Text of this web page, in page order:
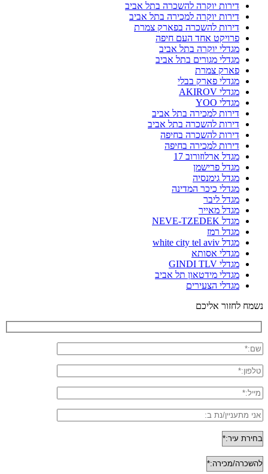
דירות יוקרה להשכרה בתל אביב
דירות יוקרה למכירה בתל אביב
דירות להשכרה בפארק צמרת
פרויקט אחד העם חיפה
מגדלי יוקרה בתל אביב
מגדלי מגורים בתל אביב
פארק צמרת
מגדלי פארק בבלי
מגדלי AKIROV
מגדלי YOO
דירות למכירה בתל אביב
דירות להשכרה בתל אביב
דירות להשכרה בחיפה
דירות למכירה בחיפה
מגדל ארלוזורוב 17
מגדל פרישמן
מגדל גימנסיה
מגדלי כיכר המדינה
מגדל ליבר
מגדל מאייר
מגדל NEVE-TZEDEK
מגדל רמז
מגדל white city tel aviv
מגדלי אסותא
מגדלי GINDI TLV
מגדלי מידטאון תל אביב
מגדלי הצעירים
נשמח לחזור אליכם